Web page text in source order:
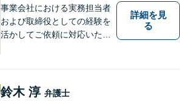
事業会社における実務担当者
および取締役としての経験を
活かしてご依頼に対応いたし
詳細を見
る
鈴木 淳 弁護士